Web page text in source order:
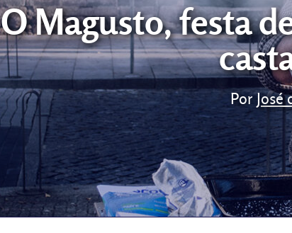
O Magusto, festa
PorJosé